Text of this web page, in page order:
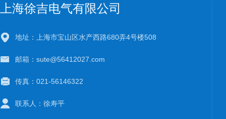
上海徐吉电气有限公司
地址：上海市宝山区水产西路680弄4号楼508
邮箱：sute@56412027.com
传真：021-56146322
联系人：徐寿平